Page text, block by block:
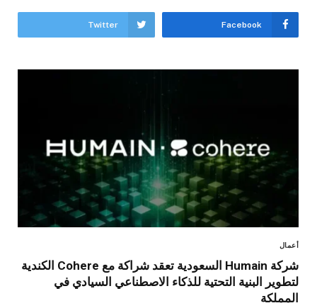
Facebook
Twitter
أعمال
شركة Humain السعودية تعقد شراكة مع Cohere الكندية
لتطوير البنية التحتية للذكاء الاصطناعي السيادي في
المملكة